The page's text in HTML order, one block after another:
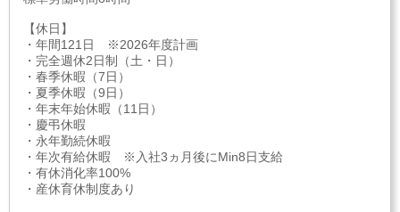
【休日】
・年間121日 ※2026年度計画
・完全週休2日制（土・日）
・春季休暇（7日）
・夏季休暇（9日）
・年末年始休暇（11日）
・慶弔休暇
・永年勤続休暇
・年次有給休暇 ※入社3ヵ月後にMin8日支給
・有休消化率100%
・産休育休制度あり